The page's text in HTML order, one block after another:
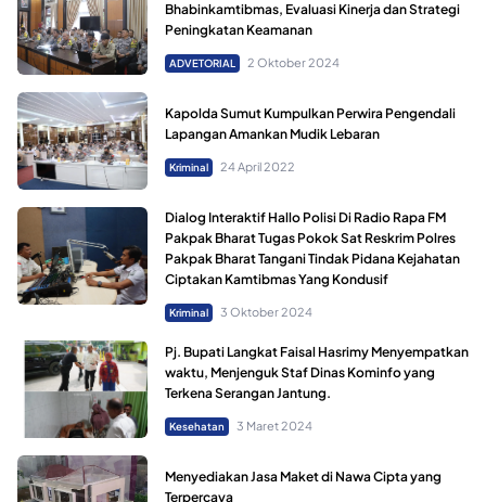
Bhabinkamtibmas, Evaluasi Kinerja dan Strategi
Peningkatan Keamanan
ADVETORIAL 2 Oktober 2024
Kapolda Sumut Kumpulkan Perwira Pengendali
Lapangan Amankan Mudik Lebaran
Kriminal 24 April 2022
Dialog Interaktif Hallo Polisi Di Radio Rapa FM
Pakpak Bharat Tugas Pokok Sat Reskrim Polres
Pakpak Bharat Tangani Tindak Pidana Kejahatan
Ciptakan Kamtibmas Yang Kondusif
Kriminal 3 Oktober 2024
Pj. Bupati Langkat Faisal Hasrimy Menyempatkan
waktu, Menjenguk Staf Dinas Kominfo yang
Terkena Serangan Jantung.
Kesehatan 3 Maret 2024
Menyediakan Jasa Maket di Nawa Cipta yang
Terpercaya